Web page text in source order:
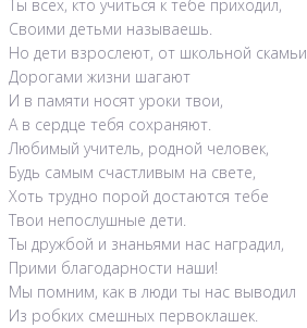
Ты всех, кто учиться к тебе приходил,
Своими детьми называешь.
Но дети взрослеют, от школьной скамьи
Дорогами жизни шагают
И в памяти носят уроки твои,
А в сердце тебя сохраняют.
Любимый учитель, родной человек,
Будь самым счастливым на свете,
Хоть трудно порой достаются тебе
Твои непослушные дети.
Ты дружбой и знаньями нас наградил,
Прими благодарности наши!
Мы помним, как в люди ты нас выводил
Из робких смешных первоклашек.